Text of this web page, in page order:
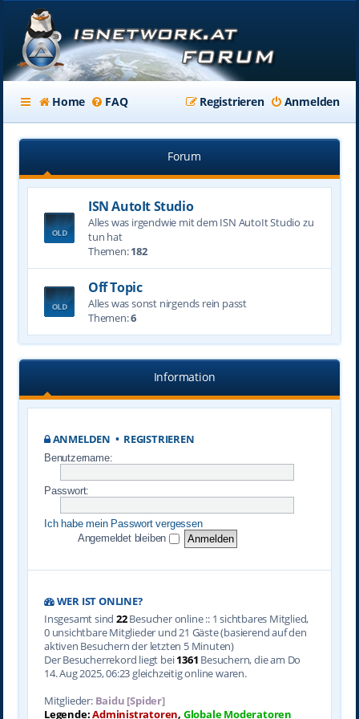
Home FAQ Anmelden
Registrieren
Forum
ISN AutoIt Studio
Alles was irgendwie mit dem ISN AutoIt Studio zu
tun hat
Themen:182
Off Topic
Alles was sonst nirgends rein passt
Themen:6
Information
ANMELDEN • REGISTRIEREN
Benutzername:
Passwort:
Ich habe mein Passwort vergessen
Angemeldet bleiben
WER IST ONLINE?
Insgesamt sind 22Besucher online :: 1 sichtbares Mitglied,
0 unsichtbare Mitglieder und 21 Gäste (basierend auf den
aktiven Besuchern der letzten 5 Minuten)
Der Besucherrekord liegt bei1361 Besuchern, die am Do
14. Aug 2025, 06:23 gleichzeitig online waren.
Mitglieder: Baidu [Spider]
Legende:Administratoren, Globale Moderatoren